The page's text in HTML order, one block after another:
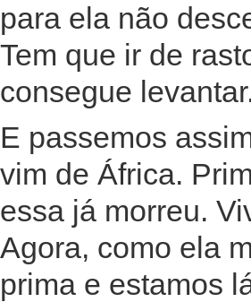
para ela não
Tem que ir de
consegue
E passemos
vim de África.
essa já morreu.
Agora, como ela
prima e estamos